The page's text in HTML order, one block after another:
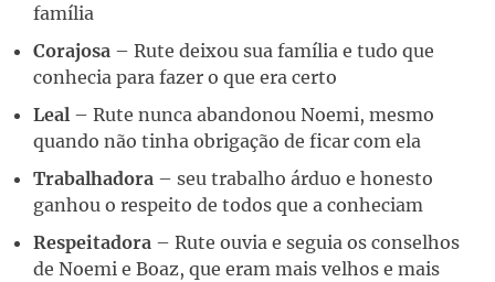
família
Corajosa – Rute deixou sua família e tudo que
conhecia para fazer o que era certo
Leal – Rute nunca abandonou Noemi, mesmo
quando não tinha obrigação de ficar com ela
Trabalhadora – seu trabalho árduo e honesto
ganhou o respeito de todos que a conheciam
Respeitadora – Rute ouvia e seguia os conselhos
de Noemi e Boaz, que eram mais velhos e mais